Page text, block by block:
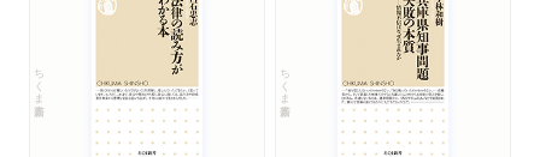
ちくま新書 ちくま新書